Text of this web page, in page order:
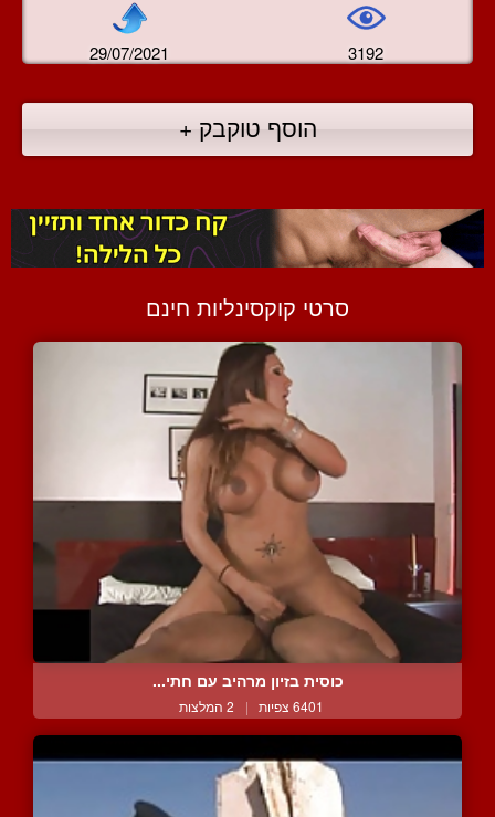
29/07/2021 3192
הוסף טוקבק +
סרטי קוקסינליות חינם
כוסית בזיון מרהיב עם חתי...
6401 צפיות | 2 המלצות